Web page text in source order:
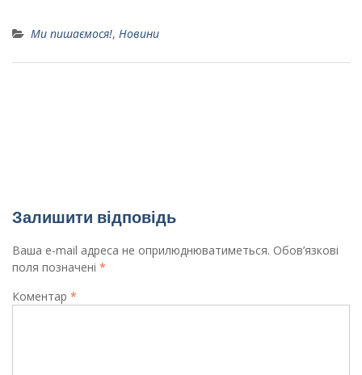
Ми пишаємося!, Новини
Залишити відповідь
Ваша e-mail адреса не оприлюднюватиметься. Обов’язкові
поля позначені *
Коментар *